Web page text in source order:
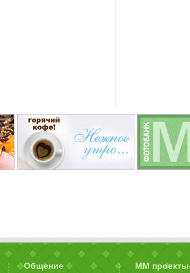
Общение ММ проекты